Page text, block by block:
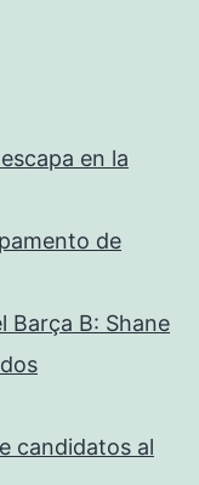
en la
de
Barça B: Shane
candidatos al